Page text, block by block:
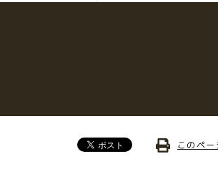
このペ